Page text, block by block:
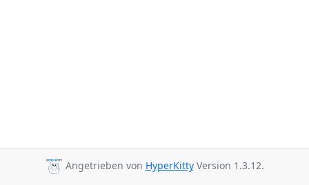
Angetrieben von HyperKittyVersion 1.3.12.